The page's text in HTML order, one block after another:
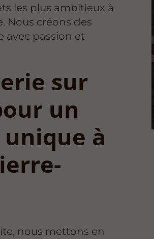
les plus ambitieux à
Nous créons des
avec passion et
sur
un
à
nous mettons en